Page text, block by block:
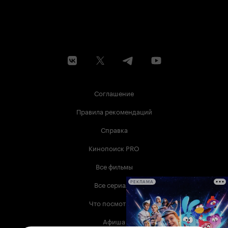
Соглашение
Правила рекомендаций
Справка
Кинопоиск PRO
Все фильмы
Все сериалы
Что посмотреть
Афиша
РЕКЛАМА